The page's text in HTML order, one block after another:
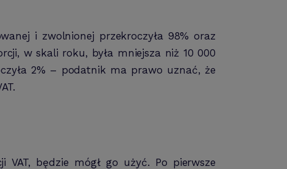
i zwolnionej przekroczyła 98% oraz
w skali roku, była mniejsza niż 10 000
2% – podatnik ma prawo uznać, że
będzie mógł go użyć. Po pierwsze